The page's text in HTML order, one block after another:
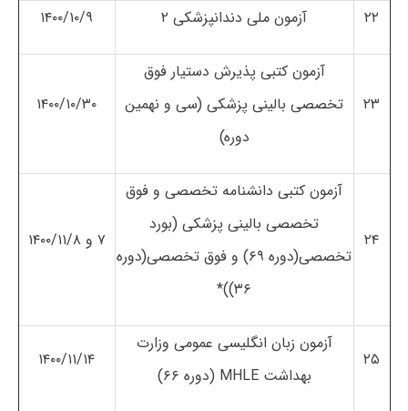
۲۲ آزمون ملی دندانپزشکی ۲ ۱۴۰۰/۱۰/۹
۲۳
آزمون کتبی پذیرش دستیار فوق
تخصصی بالینی پزشکی (سی و نهمین
دوره)
۱۴۰۰/۱۰/۳۰
۲۴
آزمون کتبی دانشنامه تخصصی و فوق
تخصصی بالینی پزشکی (بورد
تخصصی(دوره ۶۹) و فوق تخصصی(دوره
۳۶))*
۷ و ۱۴۰۰/۱۱/۸
۲۵
آزمون زبان انگلیسی عمومی وزارت
بهداشت MHLE (دوره ۶۶)
۱۴۰۰/۱۱/۱۴